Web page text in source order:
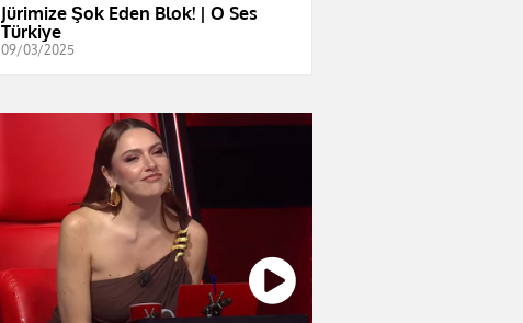
Jürimize Şok Eden Blok! | O Ses
Türkiye
09/03/2025